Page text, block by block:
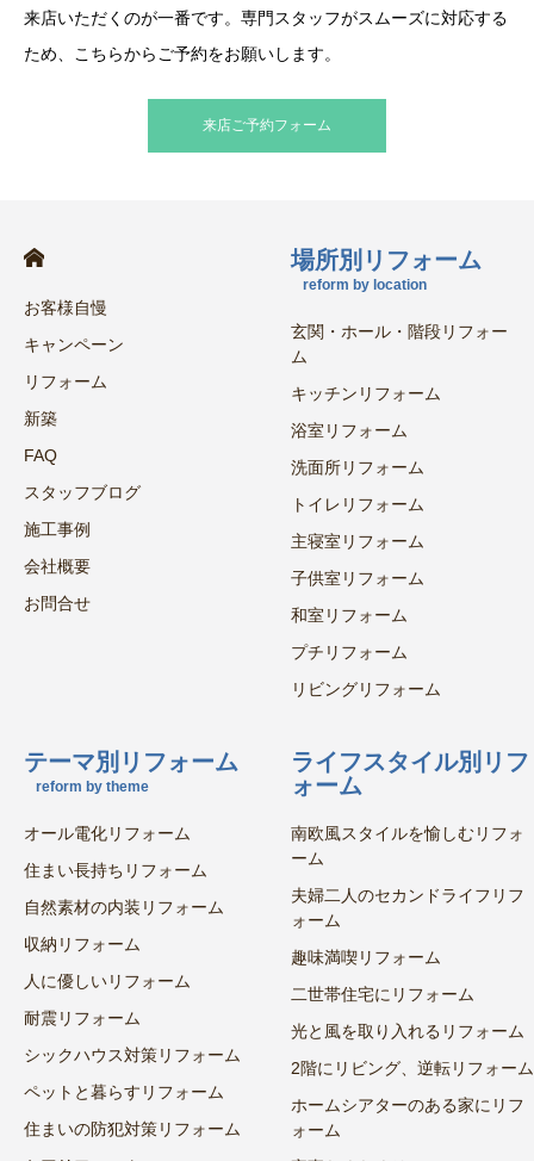
来店いただくのが一番です。専門スタッフがスムーズに対応する
ため、こちらからご予約をお願いします。
来店ご予約フォーム
お客様自慢
キャンペーン
リフォーム
新築
FAQ
スタッフブログ
施工事例
会社概要
お問合せ
場所別リフォーム
reform by location
玄関・ホール・階段リフォー
ム
キッチンリフォーム
浴室リフォーム
洗面所リフォーム
トイレリフォーム
主寝室リフォーム
子供室リフォーム
和室リフォーム
プチリフォーム
リビングリフォーム
テーマ別リフォーム
reform by theme
オール電化リフォーム
住まい長持ちリフォーム
自然素材の内装リフォーム
収納リフォーム
人に優しいリフォーム
耐震リフォーム
シックハウス対策リフォーム
ペットと暮らすリフォーム
住まいの防犯対策リフォーム
ライフスタイル別リフ
ォーム
南欧風スタイルを愉しむリフォ
ーム
夫婦二人のセカンドライフリフ
ォーム
趣味満喫リフォーム
二世帯住宅にリフォーム
光と風を取り入れるリフォーム
2階にリビング、逆転リフォーム
ホームシアターのある家にリフ
ォーム